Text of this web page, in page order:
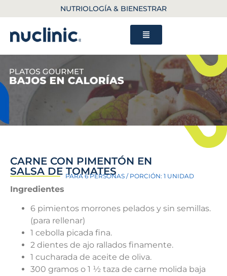
NUTRIOLOGÍA & BIENESTRAR
CARNE CON PIMENTÓN EN
SALSA DE TOMATESPARA 6 PERSONAS / PORCIÓN: 1 UNIDAD
Ingredientes
6 pimientos morrones pelados y sin semillas.
(para rellenar)
1 cebolla picada fina.
2 dientes de ajo rallados finamente.
1 cucharada de aceite de oliva.
300 gramos o 1 ½ taza de carne molida baja